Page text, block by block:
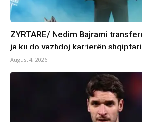
ZYRTARE/ Nedim Bajrami
ja ku do vazhdoj karrierën shqiptari
August 4, 2026